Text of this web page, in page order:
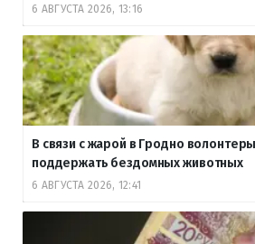
6 АВГУСТА 2026, 13:16
В связи с жарой в Гродно
поддержать бездомных животных
6 АВГУСТА 2026, 12:41